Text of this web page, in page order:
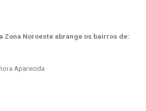
Zona Noroeste abrange os bairros de:
Aparecida